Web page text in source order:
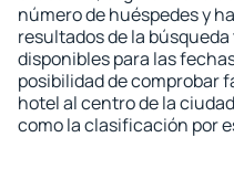
número de huéspedes y
resultados de la
disponibles para las
posibilidad de comprobar
hotel al centro de la
como la clasificación por